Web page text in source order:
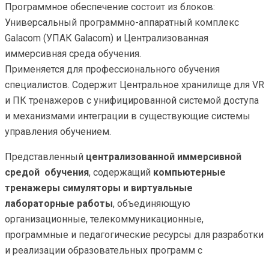
Программное обеспечение состоит из блоков:
Универсальный программно-аппаратный комплекс
Galacom (УПАК Galacom) и Централизованная
иммерсивная среда обучения.
Применяется для профессионального обучения
специалистов. Содержит Центральное хранилище для VR
и ПК тренажеров с унифицированной системой доступа
и механизмами интеграции в существующие системы
управления обучением.
Представленный централизованной иммерсивной
средой обучения, содержащий компьютерные
тренажеры симуляторы и виртуальные
лабораторные работы, объединяющую
организационные, телекоммуникационные,
программные и педагогические ресурсы для разработки
и реализации образовательных программ с